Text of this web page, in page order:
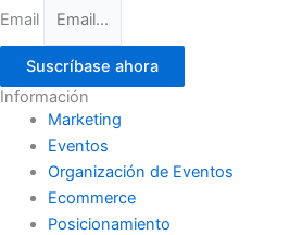
Email
Suscríbase ahora
Información
Marketing
Eventos
Organización de Eventos
Ecommerce
Posicionamiento